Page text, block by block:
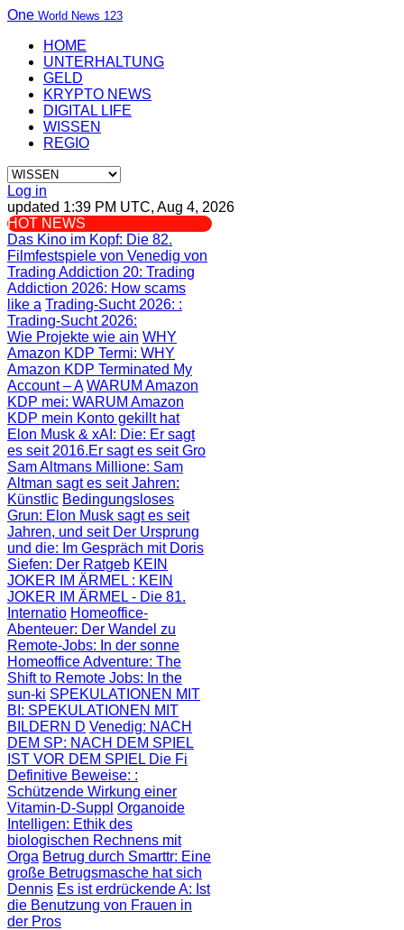
One World News 123
HOME
UNTERHALTUNG
GELD
KRYPTO NEWS
DIGITAL LIFE
WISSEN
REGIO
Log in
updated 1:39 PM UTC, Aug 4, 2026
HOT NEWS
Das Kino im Kopf: Die 82.
Filmfestspiele von Venedig von
Trading Addiction 20: Trading
Addiction 2026: How scams
like a Trading-Sucht 2026: :
Trading-Sucht 2026:
Wie Projekte wie ain WHY
Amazon KDP Termi: WHY
Amazon KDP Terminated My
Account – A WARUM Amazon
KDP mei: WARUM Amazon
KDP mein Konto gekillt hat
Elon Musk & xAI: Die: Er sagt
es seit 2016.Er sagt es seit Gro
Sam Altmans Millione: Sam
Altman sagt es seit Jahren:
Künstlic Bedingungsloses
Grun: Elon Musk sagt es seit
Jahren, und seit Der Ursprung
und die: Im Gespräch mit Doris
Siefen: Der Ratgeb KEIN
JOKER IM ÄRMEL : KEIN
JOKER IM ÄRMEL - Die 81.
Internatio Homeoffice-
Abenteuer: Der Wandel zu
Remote-Jobs: In der sonne
Homeoffice Adventure: The
Shift to Remote Jobs: In the
sun-ki SPEKULATIONEN MIT
BI : SPEKULATIONEN MIT
BILDERN D Venedig: NACH
DEM SP: NACH DEM SPIEL
IST VOR DEM SPIEL Die Fi
Definitive Beweise: :
Schützende Wirkung einer
Vitamin-D-Suppl Organoide
Intelligen: Ethik des
biologischen Rechnens mit
Orga Betrug durch Smarttr: Eine
große Betrugsmasche hat sich
Dennis Es ist erdrückende A: Ist
die Benutzung von Frauen in
der Pros